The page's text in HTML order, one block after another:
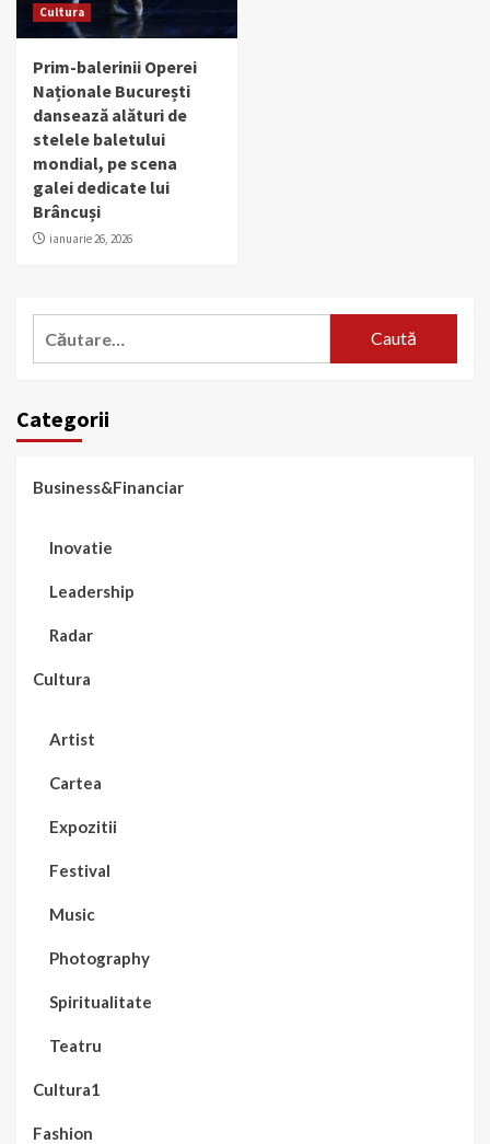
Cultura
Prim-balerinii Operei
Naționale București
dansează alături de
stelele baletului
mondial, pe scena
galei dedicate lui
Brâncuși
ianuarie 26, 2026
Categorii
Business&Financiar
Inovatie
Leadership
Radar
Cultura
Artist
Cartea
Expozitii
Festival
Music
Photography
Spiritualitate
Teatru
Cultura1
Fashion